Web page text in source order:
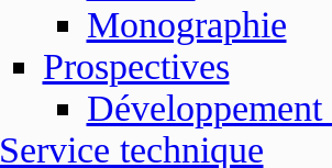
Monographie
Prospectives
Développement
Service technique